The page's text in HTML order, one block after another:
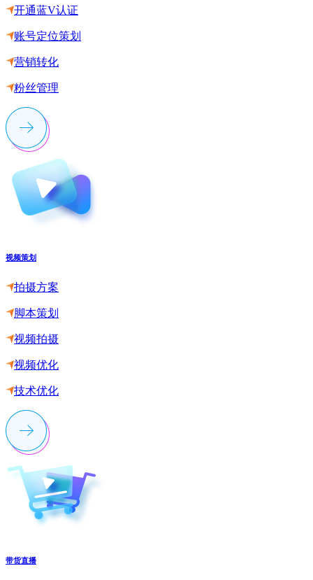
开通蓝V认证
账号定位策划
营销转化
粉丝管理
视频策划
拍摄方案
脚本策划
视频拍摄
视频优化
技术优化
带货直播